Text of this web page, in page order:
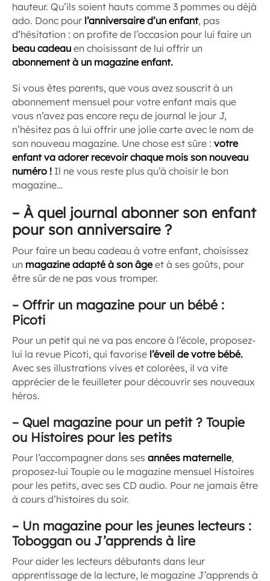
hauteur. Qu’ils soient hauts comme 3 pommes ou déjà
ado. Donc pour l’anniversaire d’un enfant, pas
d’hésitation : on profite de l’occasion pour lui faire un
beau cadeau en choisissant de lui offrir un
abonnement à un magazine enfant.
Si vous êtes parents, que vous avez souscrit à un
abonnement mensuel pour votre enfant mais que
vous n’avez pas encore reçu de journal le jour J,
n’hésitez pas à lui offrir une jolie carte avec le nom de
son nouveau magazine. Une chose est sûre : votre
enfant va adorer recevoir chaque mois son nouveau
numéro ! Il ne vous reste plus qu’à choisir le bon
magazine…
– À quel journal abonner son enfant
pour son anniversaire ?
Pour faire un beau cadeau à votre enfant, choisissez
un magazine adapté à son âgeet à ses goûts, pour
être sûr de ne pas vous tromper.
– Offrir un magazine pour un bébé :
Picoti
Pour un petit qui ne va pas encore à l’école, proposez-
lui la revue Picoti, qui favorise l’éveil de votre bébé.
Avec ses illustrations vives et colorées, il va vite
apprécier de le feuilleter pour découvrir ses nouveaux
héros.
– Quel magazine pour un petit ? Toupie
ou Histoires pour les petits
Pour l’accompagner dans ses années maternelle,
proposez-lui Toupie ou le magazine mensuel Histoires
pour les petits, avec ses CD audio. Pour ne jamais être
à cours d’histoires du soir.
– Un magazine pour les jeunes lecteurs :
Toboggan ou J’apprends à lire
Pour aider les lecteurs débutants dans leur
apprentissage de la lecture, le magazine J’apprends à